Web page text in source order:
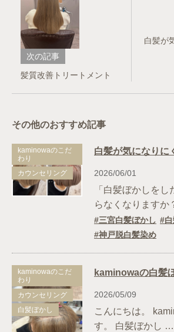
次の記事
髪質改善トリートメント
白髪が
その他のおすすめ記事
kaminowaのこだ
わり
カウンセリング
2026/06/01
「白髪ぼかしを
らなくなります
三宮白髪ぼかし
神戸脱白髪染め
kaminowaのこだ
わり
カウンセリング
白髪ぼかし
kaminowaの白髪
2026/05/09
こんにちは。
す。 白髪ぼかし …